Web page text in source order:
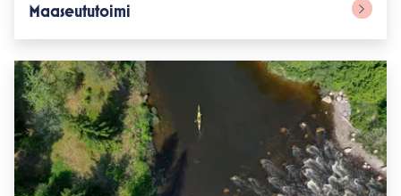
Maaseututoimi